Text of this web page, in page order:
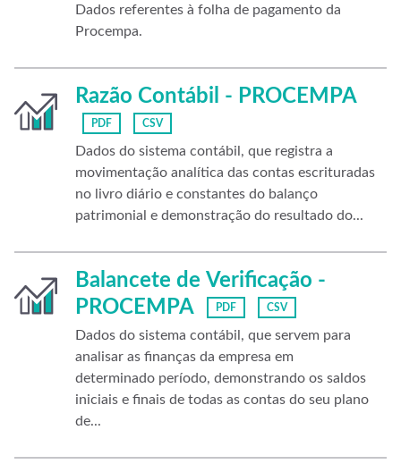
Dados referentes à folha de pagamento da
Procempa.
Razão Contábil - PROCEMPA
PDF CSV
Dados do sistema contábil, que registra a
movimentação analítica das contas escrituradas
no livro diário e constantes do balanço
patrimonial e demonstração do resultado do...
Balancete de Verificação -
PROCEMPA
PDF CSV
Dados do sistema contábil, que servem para
analisar as finanças da empresa em
determinado período, demonstrando os saldos
iniciais e finais de todas as contas do seu plano
de...